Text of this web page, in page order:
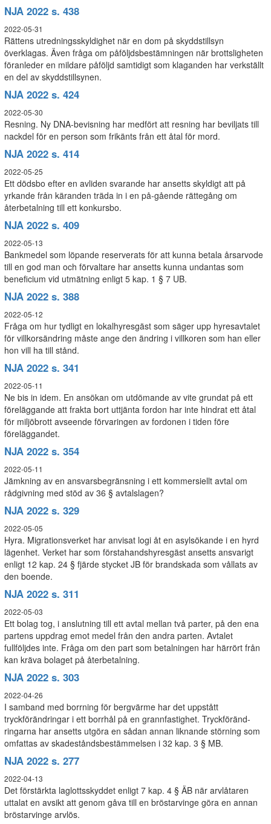
NJA 2022 s. 438
2022-05-31
Rättens utredningsskyldighet när en dom på skyddstillsyn
överklagas. Även fråga om påföljdsbestämningen när brottsligheten
föranleder en mildare påföljd samtidigt som klaganden har verkställt
en del av skyddstillsynen.
NJA 2022 s. 424
2022-05-30
Resning. Ny DNA-bevisning har medfört att resning har beviljats till
nackdel för en person som frikänts från ett åtal för mord.
NJA 2022 s. 414
2022-05-25
Ett dödsbo efter en avliden svarande har ansetts skyldigt att på
yrkande från käranden träda in i en på-gående rättegång om
återbetalning till ett konkursbo.
NJA 2022 s. 409
2022-05-13
Bankmedel som löpande reserverats för att kunna betala årsarvode
till en god man och förvaltare har ansetts kunna undantas som
beneficium vid utmätning enligt 5 kap. 1 § 7 UB.
NJA 2022 s. 388
2022-05-12
Fråga om hur tydligt en lokalhyresgäst som säger upp hyresavtalet
för villkorsändring måste ange den ändring i villkoren som han eller
hon vill ha till stånd.
NJA 2022 s. 341
2022-05-11
Ne bis in idem. En ansökan om utdömande av vite grundat på ett
föreläggande att frakta bort uttjänta fordon har inte hindrat ett åtal
för miljöbrott avseende förvaringen av fordonen i tiden före
föreläggandet.
NJA 2022 s. 354
2022-05-11
Jämkning av en ansvarsbegränsning i ett kommersiellt avtal om
rådgivning med stöd av 36 § avtalslagen?
NJA 2022 s. 329
2022-05-05
Hyra. Migrationsverket har anvisat logi åt en asylsökande i en hyrd
lägenhet. Verket har som förstahandshyresgäst ansetts ansvarigt
enligt 12 kap. 24 § fjärde stycket JB för brandskada som vållats av
den boende.
NJA 2022 s. 311
2022-05-03
Ett bolag tog, i anslutning till ett avtal mellan två parter, på den ena
partens uppdrag emot medel från den andra parten. Avtalet
fullföljdes inte. Fråga om den part som betalningen har härrört från
kan kräva bolaget på återbetalning.
NJA 2022 s. 303
2022-04-26
I samband med borrning för bergvärme har det uppstått
tryckförändringar i ett borrhål på en grannfastighet. Tryckföränd-
ringarna har ansetts utgöra en sådan annan liknande störning som
omfattas av skadeståndsbestämmelsen i 32 kap. 3 § MB.
NJA 2022 s. 277
2022-04-13
Det förstärkta laglottsskyddet enligt 7 kap. 4 § ÄB när arvlåtaren
uttalat en avsikt att genom gåva till en bröstarvinge göra en annan
bröstarvinge arvlös.